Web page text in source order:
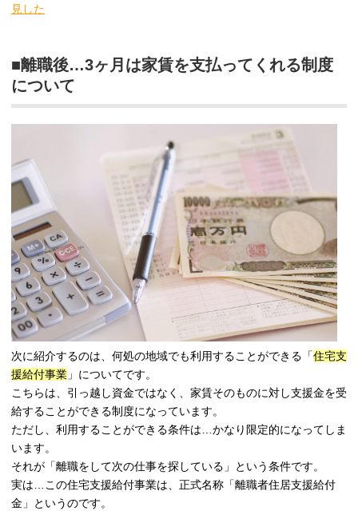
見した
■離職後…3ヶ月は家賃を支払ってくれる制度
について
次に紹介するのは、何処の地域でも利用することができる「住宅支
援給付事業 」についてです。
こちらは、引っ越し資金ではなく、家賃そのものに対し支援金を受
給することができる制度になっています。
ただし、利用することができる条件は…かなり限定的になってしま
います。
それが「離職をして次の仕事を探している」という条件です。
実は…この住宅支援給付事業は、正式名称「離職者住居支援給付
金」というのです。